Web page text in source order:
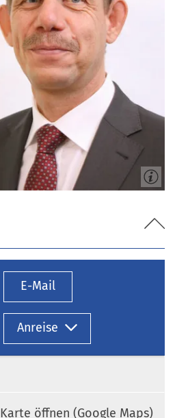
E-Mail
Anreise
Karte öffnen (Google Maps)